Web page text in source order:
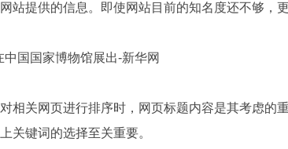
站提供的信息。即使网站目前的知名度还不够，
国国家博物馆展出-新华网
相关网页进行排序时，网页标题内容是其考虑
关键词的选择至关重要。